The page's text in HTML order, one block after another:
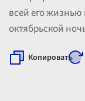
всей его
октябрьской
Копировать